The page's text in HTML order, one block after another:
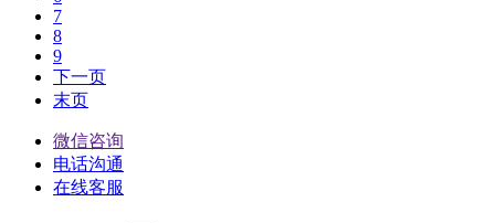
7
8
9
下一页
末页
微信咨询
电话沟通
在线客服